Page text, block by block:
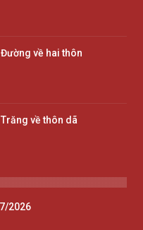
về hai thôn
về thôn dã
2026